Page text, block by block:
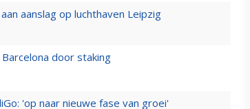
aanslag op luchthaven Leipzig
door staking
'op naar nieuwe fase van groei'